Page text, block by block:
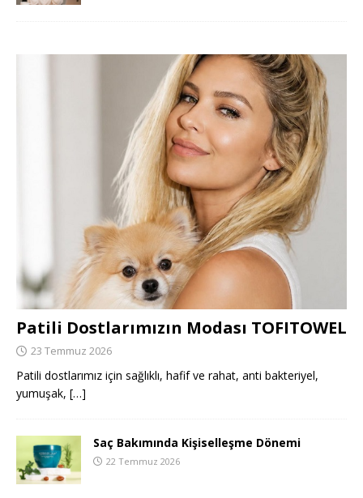
Patili Dostlarımızın Modası TOFITOWEL
23 Temmuz 2026
Patili dostlarımız için sağlıklı, hafif ve rahat, anti bakteriyel,
yumuşak, […]
Saç Bakımında Kişiselleşme Dönemi
22 Temmuz 2026